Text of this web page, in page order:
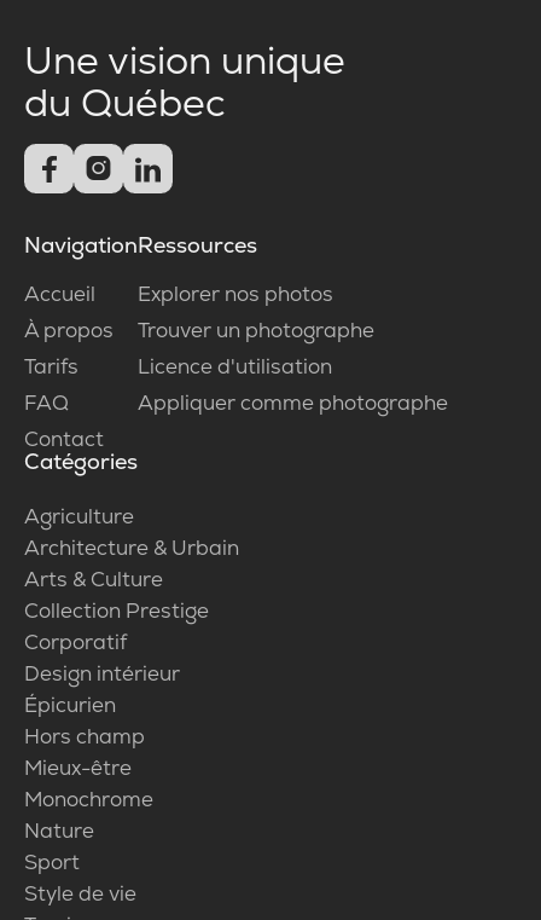
Une vision unique
du Québec
  
Navigation
Accueil
À propos
Tarifs
FAQ
Contact
Ressources
Explorer nos photos
Trouver un photographe
Licence d'utilisation
Appliquer comme photographe
Catégories
Agriculture
Architecture & Urbain
Arts & Culture
Collection Prestige
Corporatif
Design intérieur
Épicurien
Hors champ
Mieux-être
Monochrome
Nature
Sport
Style de vie